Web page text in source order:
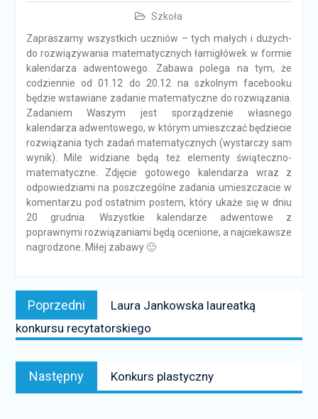
Szkoła
Zapraszamy wszystkich uczniów – tych małych i dużych-
do rozwiązywania matematycznych łamigłówek w formie
kalendarza adwentowego. Zabawa polega na tym, że
codziennie od 01.12 do 20.12 na szkolnym facebooku
będzie wstawiane zadanie matematyczne do rozwiązania.
Zadaniem Waszym jest sporządzenie własnego
kalendarza adwentowego, w którym umieszczać będziecie
rozwiązania tych zadań matematycznych (wystarczy sam
wynik). Mile widziane będą też elementy świąteczno-
matematyczne. Zdjęcie gotowego kalendarza wraz z
odpowiedziami na poszczególne zadania umieszczacie w
komentarzu pod ostatnim postem, który ukaże się w dniu
20 grudnia. Wszystkie kalendarze adwentowe z
poprawnymi rozwiązaniami będą ocenione, a najciekawsze
nagrodzone. Miłej zabawy 🙂
Nawigacja
wpisu
Poprzedni
news:
Laura Jankowska laureatką
konkursu recytatorskiego
Następny
news:
Konkurs plastyczny